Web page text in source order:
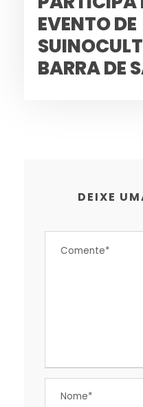
EVENTO DE
BARRA DE
DEIXE